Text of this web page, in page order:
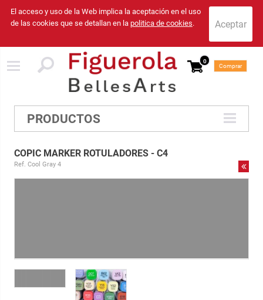
El acceso y uso de la Web implica la aceptación en el uso
de las cookies que se detallan en la politica de cookies.
0
Comprar
PRODUCTOS
COPIC MARKER ROTULADORES - C4
Ref. Cool Gray 4